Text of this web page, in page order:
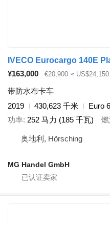
IVECO Eurocargo 140E
¥163,000
€20,900 ≈ US$24,150
带防水布卡车
2019
430,623 千米
Euro 6
功率 252 马力 (185 千瓦)
奥地利, Hörsching
MG Handel GmbH